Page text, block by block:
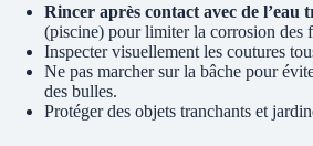
Rincer après contact avec de l’eau
(piscine) pour limiter la corrosion des
Inspecter visuellement les coutures
Ne pas marcher sur la bâche pour
des bulles.
Protéger des objets tranchants et